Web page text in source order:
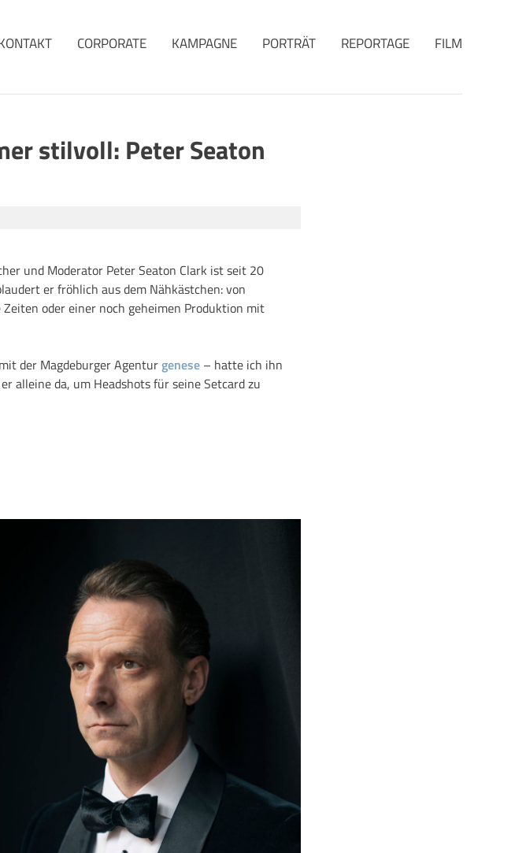
CORPORATE KAMPAGNE PORTRÄT REPORTAGE FILM
stilvoll: Peter Seaton
und Moderator Peter Seaton Clark ist seit 20
er fröhlich aus dem Nähkästchen: von
oder einer noch geheimen Produktion mit
mit der Magdeburger Agenturgenese – hatte ich ihn
alleine da, um Headshots für seine Setcard zu